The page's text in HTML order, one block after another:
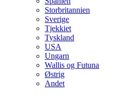
Storbritannien
Sverige
Tjekkiet
Tyskland
USA
Ungarn
Wallis og Futuna
Østrig
Andet